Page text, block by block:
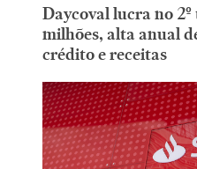
Daycoval lucra no
milhões, alta anual
crédito e receitas